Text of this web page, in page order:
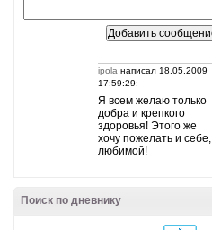
ipola написал 18.05.2009
17:59:29:
Я всем желаю только
добра и крепкого
здоровья! Этого же
хочу пожелать и себе,
любимой!
Поиск по дневнику